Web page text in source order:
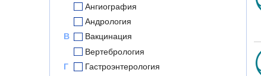
Ангиография
Андрология
В
Вакцинация
Вертебрология
Г
Гастроэнтерология